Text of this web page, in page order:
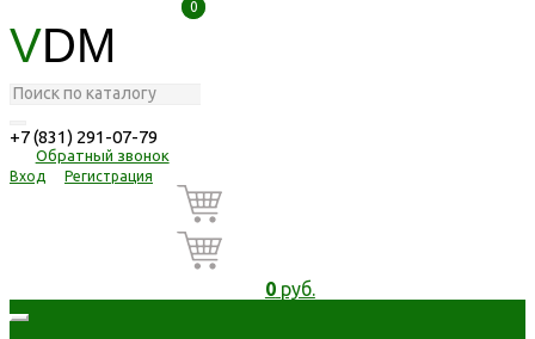
VDM
+7 (831) 291-07-79
Обратный звонок
Вход Регистрация
0
0
0руб.